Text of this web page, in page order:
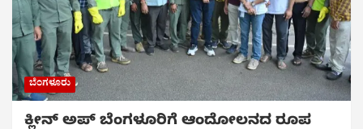
ಬೆಂಗಳೂರು
ಕ್ಲೀನ್ ಅಪ್ ಬೆಂಗಳೂರಿಗೆ ಆಂದೋಲನದ ರೂಪ